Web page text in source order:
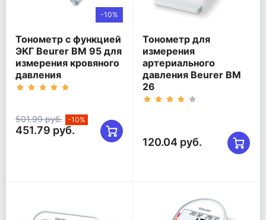
-10%
Тонометр с функцией
ЭКГ Beurer BM 95 для
измерения кровяного
давления
501.99 руб. -10%
451.79 руб.
Тонометр для
измерения
артериального
давления Beurer BM
26
120.04 руб.